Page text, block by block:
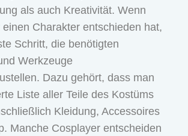
als auch Kreativität. Wenn
Charakter entschieden hat,
Schritt, die benötigten
Werkzeuge
Dazu gehört, dass man
Liste aller Teile des Kostüms
Kleidung, Accessoires
Manche Cosplayer entscheiden